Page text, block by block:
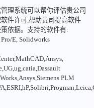
理系统可以帮你评估贵公司
件许可,帮助贵司提高软件
依据。支持的软件有:
E, Solidworks
PLM